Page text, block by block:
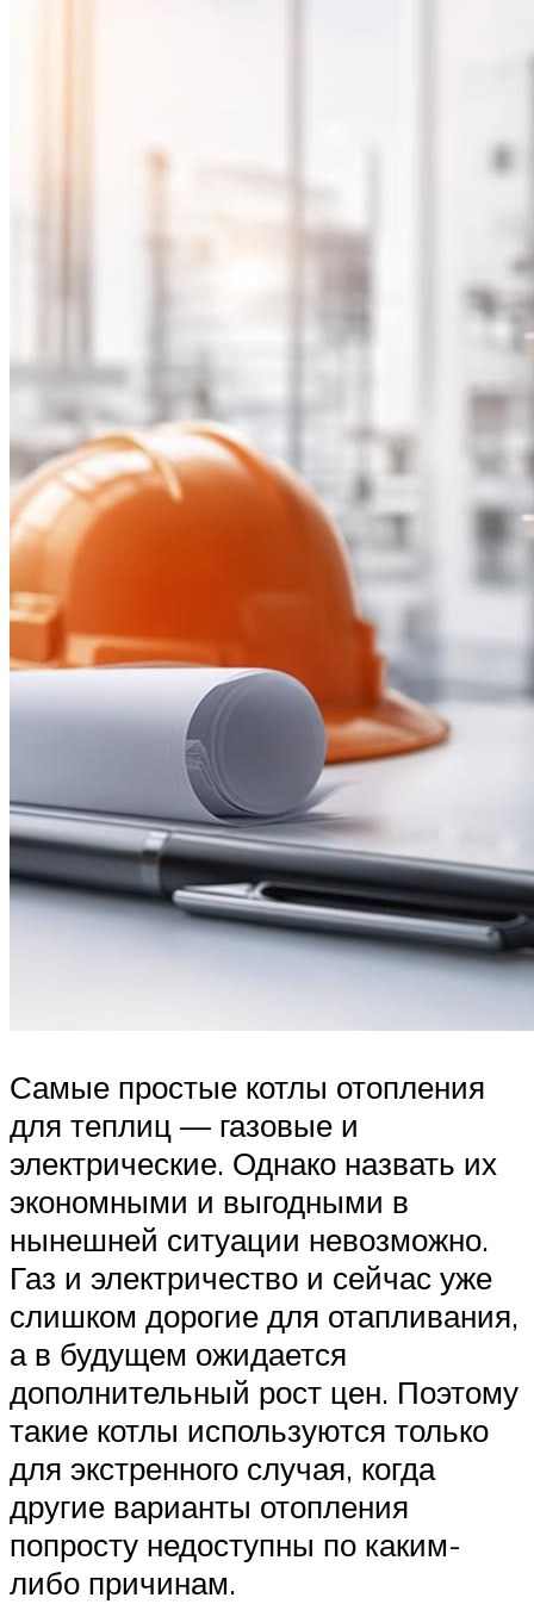
Самые простые котлы отопления
для теплиц — газовые и
электрические. Однако назвать их
экономными и выгодными в
нынешней ситуации невозможно.
Газ и электричество и сейчас уже
слишком дорогие для отапливания,
а в будущем ожидается
дополнительный рост цен. Поэтому
такие котлы используются только
для экстренного случая, когда
другие варианты отопления
попросту недоступны по каким-
либо причинам.